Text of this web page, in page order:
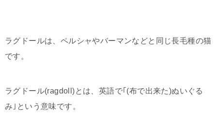
ラグドールは、ペルシャやバーマンなどと同じ長毛種の猫
です。
ラグドール(ragdoll)とは、英語で｢(布で出来た)ぬいぐる
み｣という意味です。